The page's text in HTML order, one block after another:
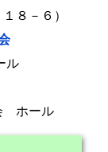
８－６）
ル
ホール